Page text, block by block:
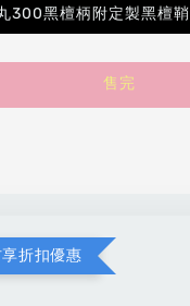
300黑檀柄附定製黑檀鞘
售完
折扣優惠